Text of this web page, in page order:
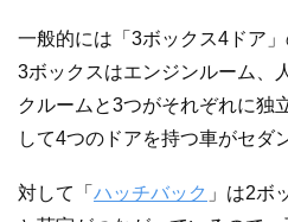
一般的には「3ボックス4ドア
3ボックスはエンジンルーム、
クルームと3つがそれぞれに独
して4つのドアを持つ車がセダ
対して「 ハッチバック 」は2ボ